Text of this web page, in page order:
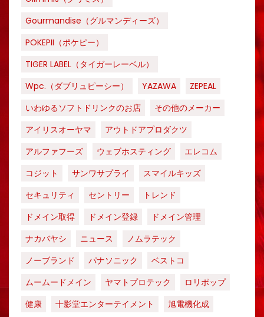
Gourmandise（グルマンディーズ）
POKEPII（ポケピー）
TIGER LABEL（タイガーレーベル）
Wpc.（ダブリュピーシー）
YAZAWA
ZEPEAL
いわゆるソフトドリンクのお店
その他のメーカー
アイリスオーヤマ
アウトドアプロダクツ
アルファフーズ
ウェブホスティング
エレコム
コジット
サンワサプライ
スマイルキッズ
セキュリティ
セントリー
トレンド
ドメイン取得
ドメイン登録
ドメイン管理
ナカバヤシ
ニュース
ノムラテック
ノーブランド
パナソニック
ベストコ
ムームードメイン
ヤマトプロテック
ロリポップ
健康
十影堂エンターテイメント
旭電機化成